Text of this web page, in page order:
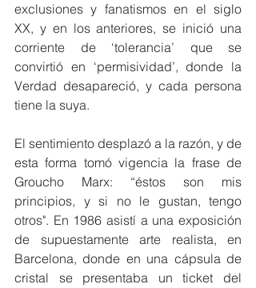
exclusiones y fanatismos en el siglo
XX, y en los anteriores, se inició una
corriente de ‘tolerancia’ que se
convirtió en ‘permisividad’, donde la
Verdad desapareció, y cada persona
tiene la suya.
El sentimiento desplazó a la razón, y de
esta forma tomó vigencia la frase de
Groucho Marx: “éstos son mis
principios, y si no le gustan, tengo
otros". En 1986 asistí a una exposición
de supuestamente arte realista, en
Barcelona, donde en una cápsula de
cristal se presentaba un ticket del